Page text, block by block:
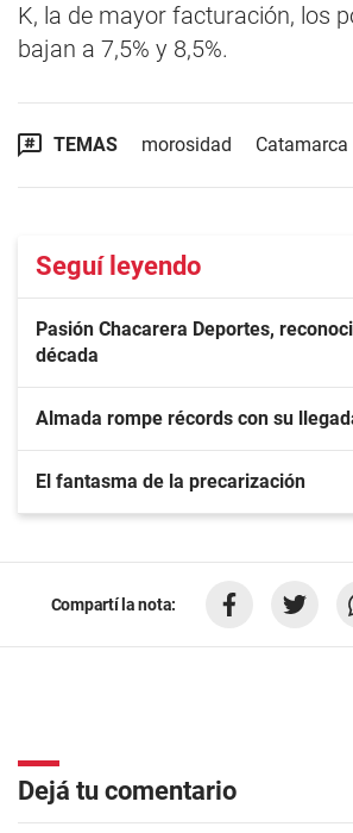
K, la de mayor facturación, los
bajan a 7,5% y 8,5%.
TEMAS morosidad Catamarca
Seguí leyendo
Pasión Chacarera Deportes,
década
Almada rompe récords con su
El fantasma de la precarización
Compartí la nota:
Dejá tu comentario